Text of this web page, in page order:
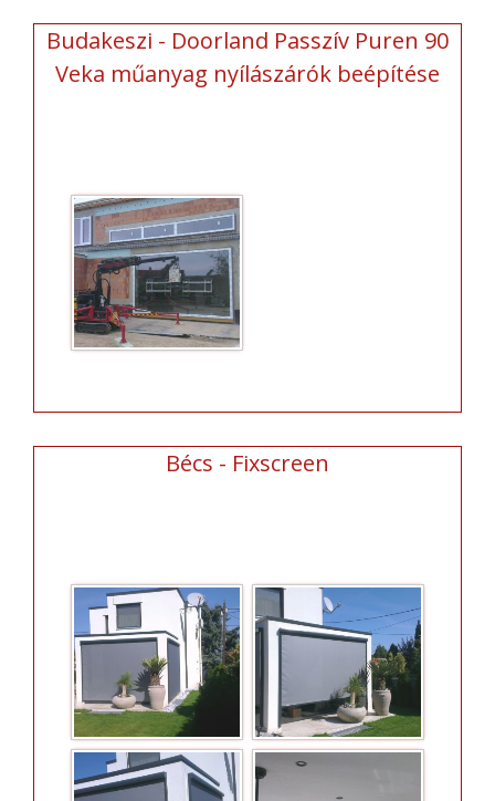
Budakeszi - Doorland Passzív Puren 90
Veka műanyag nyílászárók beépítése
Bécs - Fixscreen